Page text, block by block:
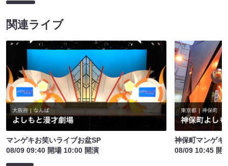
関連ライブ
マンゲキお笑いライブお盆SP
08/09 09:40 開場 10:00 開演
神保町マンゲキ
08/09 10:45 開